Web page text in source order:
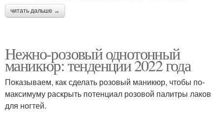
читать дальше →
Нежно-розовый однотонный
маникюр: тенденции 2022 года
Показываем, как сделать розовый маникюр, чтобы по-
максимуму раскрыть потенциал розовой палитры лаков
для ногтей.